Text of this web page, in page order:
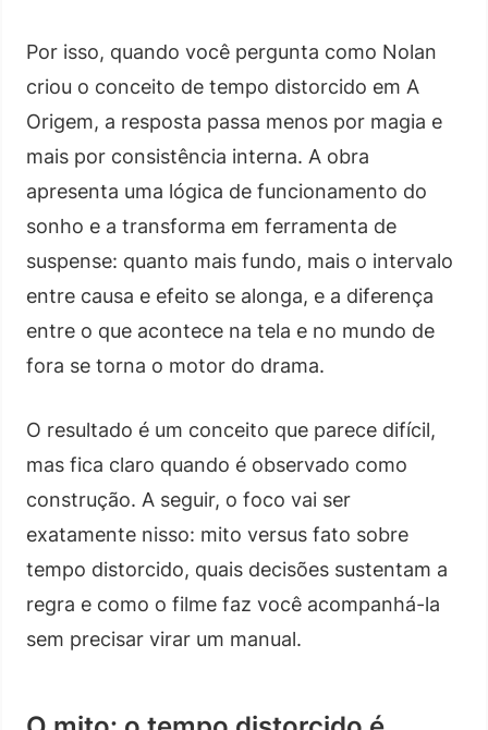
Por isso, quando você pergunta como Nolan
criou o conceito de tempo distorcido em A
Origem, a resposta passa menos por magia e
mais por consistência interna. A obra
apresenta uma lógica de funcionamento do
sonho e a transforma em ferramenta de
suspense: quanto mais fundo, mais o intervalo
entre causa e efeito se alonga, e a diferença
entre o que acontece na tela e no mundo de
fora se torna o motor do drama.
O resultado é um conceito que parece difícil,
mas fica claro quando é observado como
construção. A seguir, o foco vai ser
exatamente nisso: mito versus fato sobre
tempo distorcido, quais decisões sustentam a
regra e como o filme faz você acompanhá-la
sem precisar virar um manual.